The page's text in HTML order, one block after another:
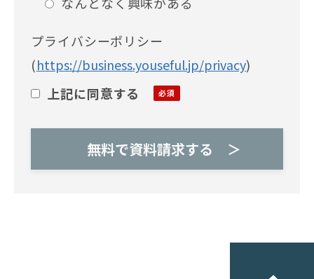
プライバシーポリシー
(https://business.youseful.jp/privacy)
上記に同意する